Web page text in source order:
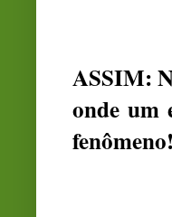
ASSIM:
onde um
fenômeno!